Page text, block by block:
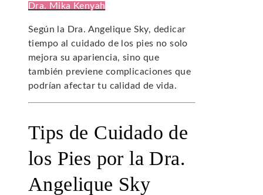
Dra. Mika Kenyah
Según la Dra. Angelique Sky, dedicar
tiempo al cuidado de los pies no solo
mejora su apariencia, sino que
también previene complicaciones que
podrían afectar tu calidad de vida.
Tips de Cuidado de
los Pies por la Dra.
Angelique Sky